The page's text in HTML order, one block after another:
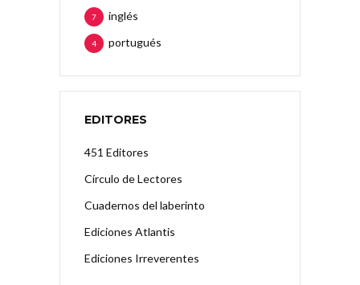
inglés
7
portugués
4
EDITORES
451 Editores
Círculo de Lectores
Cuadernos del laberinto
Ediciones Atlantis
Ediciones Irreverentes